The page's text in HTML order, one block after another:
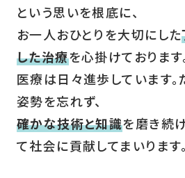
という思いを根底に、
お一人おひとりを大切にした
した治療を心掛けております
医療は日々進歩しています。
姿勢を忘れず、
確かな技術と知識を磨き続
て社会に貢献してまいります。